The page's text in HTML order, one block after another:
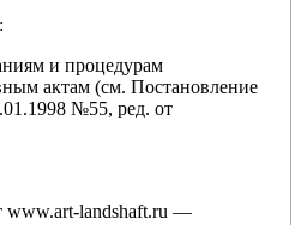
и процедурам
актам (см. Постановление
№55, ред. от
www.art-landshaft.ru —